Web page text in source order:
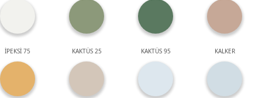
İPEKSİ 75 KAKTÜS 25 KAKTÜS 95 KALKER